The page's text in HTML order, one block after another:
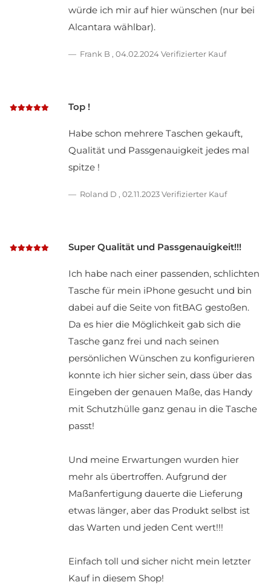
würde ich mir auf hier wünschen (nur bei
Alcantara wählbar).
Frank B , 04.02.2024Verifizierter Kauf
Top !
Habe schon mehrere Taschen gekauft,
Qualität und Passgenauigkeit jedes mal
spitze !
Roland D , 02.11.2023Verifizierter Kauf
Super Qualität und Passgenauigkeit!!!
Ich habe nach einer passenden, schlichten
Tasche für mein iPhone gesucht und bin
dabei auf die Seite von fitBAG gestoßen.
Da es hier die Möglichkeit gab sich die
Tasche ganz frei und nach seinen
persönlichen Wünschen zu konfigurieren
konnte ich hier sicher sein, dass über das
Eingeben der genauen Maße, das Handy
mit Schutzhülle ganz genau in die Tasche
passt!
Und meine Erwartungen wurden hier
mehr als übertroffen. Aufgrund der
Maßanfertigung dauerte die Lieferung
etwas länger, aber das Produkt selbst ist
das Warten und jeden Cent wert!!!
Einfach toll und sicher nicht mein letzter
Kauf in diesem Shop!